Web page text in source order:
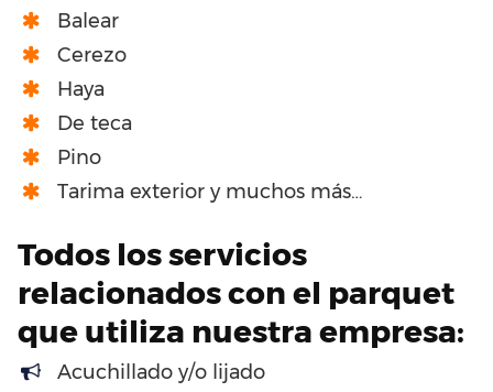
Balear
Cerezo
Haya
De teca
Pino
Tarima exterior y muchos más…
Todos los servicios
relacionados con el parquet
que utiliza nuestra empresa:
Acuchillado y/o lijado